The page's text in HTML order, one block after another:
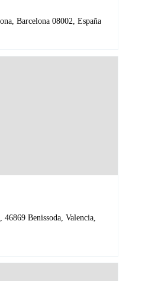
Barcelona 08002, España
Benissoda, Valencia,